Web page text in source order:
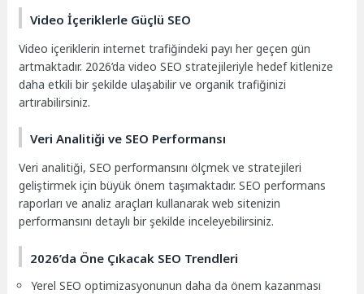
Video İçeriklerle Güçlü SEO
Video içeriklerin internet trafiğindeki payı her geçen gün
artmaktadır. 2026’da video SEO stratejileriyle hedef kitlenize
daha etkili bir şekilde ulaşabilir ve organik trafiğinizi
artırabilirsiniz.
Veri Analitiği ve SEO Performansı
Veri analitiği, SEO performansını ölçmek ve stratejileri
geliştirmek için büyük önem taşımaktadır. SEO performans
raporları ve analiz araçları kullanarak web sitenizin
performansını detaylı bir şekilde inceleyebilirsiniz.
2026’da Öne Çıkacak SEO Trendleri
Yerel SEO optimizasyonunun daha da önem kazanması